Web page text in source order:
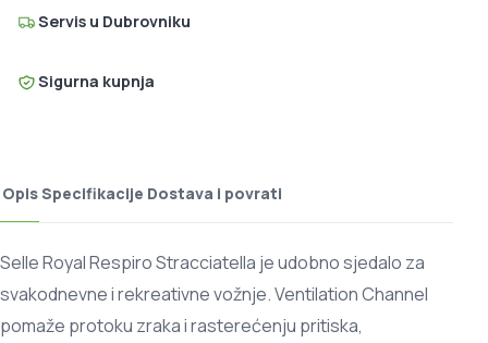
Servis u Dubrovniku
Sigurna kupnja
OpisSpecifikacije Dostava i povrati
Selle Royal Respiro Stracciatella je udobno sjedalo za
svakodnevne i rekreativne vožnje. Ventilation Channel
pomaže protoku zraka i rasterećenju pritiska,